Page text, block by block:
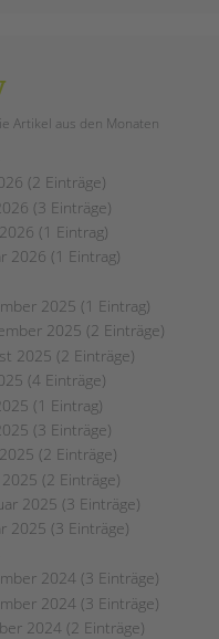
Artikel aus den Monaten
(2 Einträge)
(3 Einträge)
(1 Eintrag)
2026 (1 Eintrag)
2025 (1 Eintrag)
2025 (2 Einträge)
2025 (2 Einträge)
(4 Einträge)
(1 Eintrag)
(3 Einträge)
(2 Einträge)
(2 Einträge)
2025 (3 Einträge)
2025 (3 Einträge)
2024 (3 Einträge)
2024 (3 Einträge)
2024 (2 Einträge)